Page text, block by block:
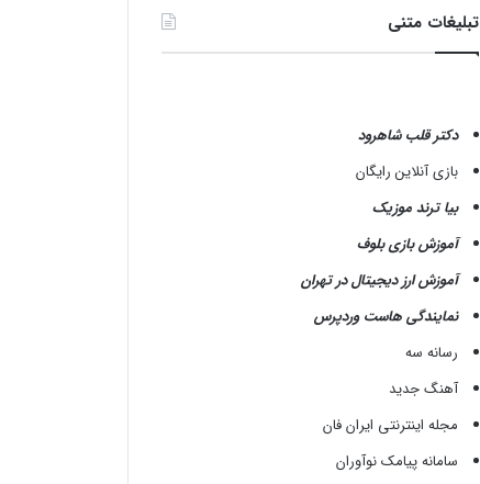
تبلیغات متنی
دکتر قلب شاهرود
بازی آنلاین رایگان
بیا ترند موزیک
آموزش بازی بلوف
آموزش ارز دیجیتال در تهران
نمایندگی هاست وردپرس
رسانه سه
آهنگ جدید
مجله اینترنتی ایران فان
سامانه پیامک نوآوران